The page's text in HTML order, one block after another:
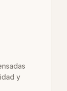
y